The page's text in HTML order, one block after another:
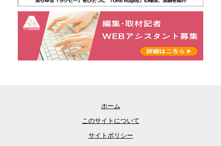
ホーム
このサイトについて
サイトポリシー